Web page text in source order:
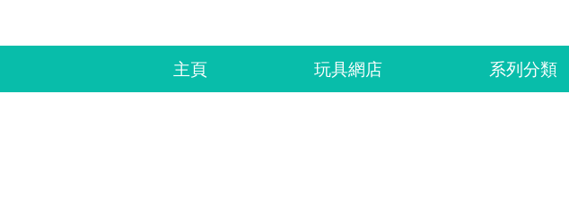
主頁 玩具網店 系列分類